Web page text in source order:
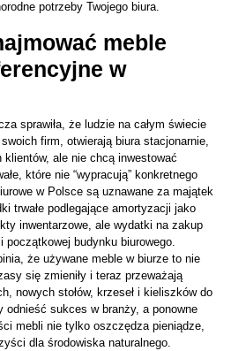
potrzeby Twojego biura.
meble
w
sprawiła, że ludzie na całym świecie
firm, otwierają biura stacjonarnie,
ale nie chcą inwestować
które nie “wypracują” konkretnego
w Polsce są uznawane za majątek
trwałe podlegające amortyzacji jako
inwentarzowe, ale wydatki na zakup
budynku biurowego.
że używane meble w biurze to nie
się zmieniły i teraz przeważają
nowych stołów, krzeseł i kieliszków do
odnieść sukces w branży, a ponowne
mebli nie tylko oszczędza pieniądze,
dla środowiska naturalnego.